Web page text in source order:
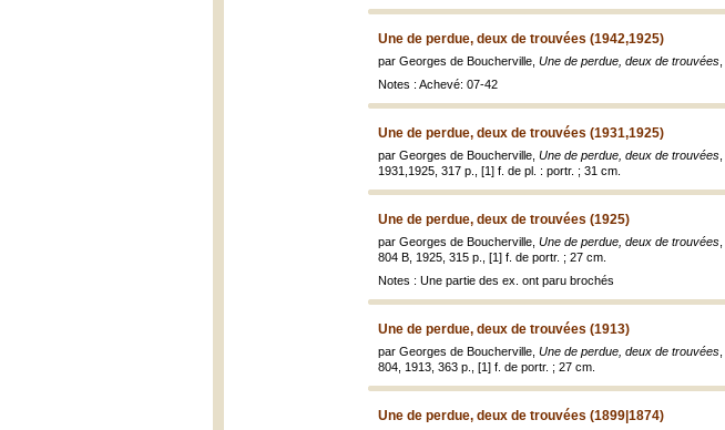
Une de perdue, deux de trouvées (1942,1925)
par Georges de Boucherville, Une de perdue, deux de trouvées
Notes : Achevé: 07-42
Une de perdue, deux de trouvées (1931,1925)
par Georges de Boucherville, Une de perdue, deux de trouvées
1931,1925, 317 p., [1] f. de pl. : portr. ; 31 cm.
Une de perdue, deux de trouvées (1925)
par Georges de Boucherville, Une de perdue, deux de trouvées
804 B, 1925, 315 p., [1] f. de portr. ; 27 cm.
Notes : Une partie des ex. ont paru brochés
Une de perdue, deux de trouvées (1913)
par Georges de Boucherville, Une de perdue, deux de trouvées
804, 1913, 363 p., [1] f. de portr. ; 27 cm.
Une de perdue, deux de trouvées (1899|1874)